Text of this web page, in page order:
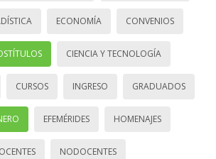
ECONOMÍA CONVENIOS
CIENCIA Y TECNOLOGÍA
CURSOS INGRESO GRADUADOS
EFEMÉRIDES HOMENAJES
NODOCENTES